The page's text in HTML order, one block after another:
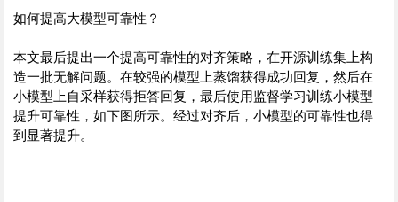
如何提高大模型可靠性？
本文最后提出一个提高可靠性的对齐策略，在开源训练集上构
造一批无解问题。在较强的模型上蒸馏获得成功回复，然后在
小模型上自采样获得拒答回复，最后使用监督学习训练小模型
提升可靠性，如下图所示。经过对齐后，小模型的可靠性也得
到显著提升。